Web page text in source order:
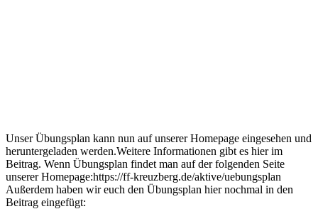
Unser Übungsplan kann nun auf unserer Homepage eingesehen und
heruntergeladen werden.Weitere Informationen gibt es hier im
Beitrag. Wenn Übungsplan findet man auf der folgenden Seite
unserer Homepage:https://ff-kreuzberg.de/aktive/uebungsplan
Außerdem haben wir euch den Übungsplan hier nochmal in den
Beitrag eingefügt: